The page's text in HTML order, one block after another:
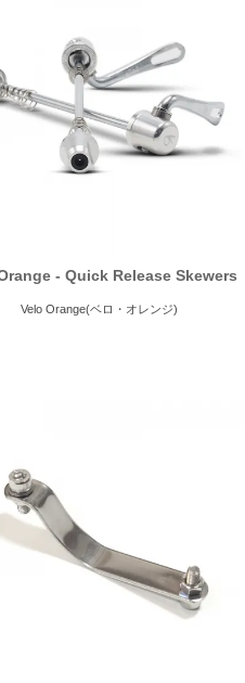
- Quick Release Skewers
Velo Orange(ベロ・オレンジ)